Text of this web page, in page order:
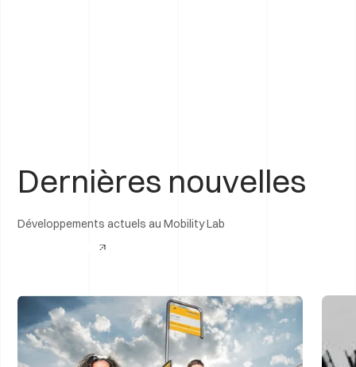
Dernières nouvelles
Développements actuels au Mobility Lab
Voir tous les articles